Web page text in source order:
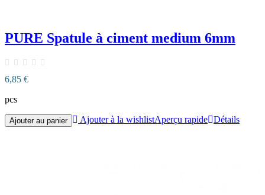
PURE Spatule à ciment medium 6mm
6,85 €
pcs
Ajouter au panier Ajouter à la wishlistAperçu rapide Détails